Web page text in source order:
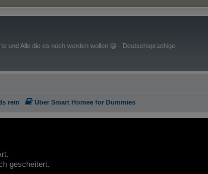
und Alle die es noch werden wollen 😀 - Deutschsprachige
rein Über Smart Homee for Dummies
gescheitert.